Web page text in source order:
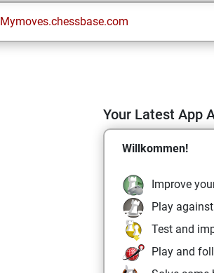
Mymoves.chessbase.com
Your Latest App
Willkommen!
Improve
Play
Test and
Play and